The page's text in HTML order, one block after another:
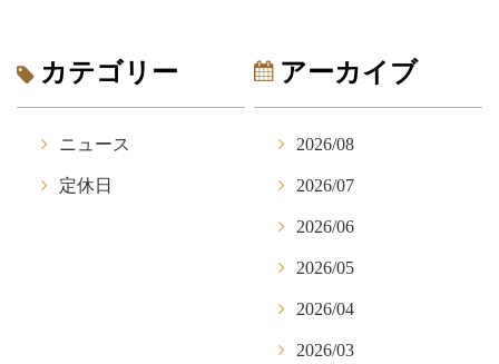
カテゴリー
ニュース
定休日
アーカイブ
2026/08
2026/07
2026/06
2026/05
2026/04
2026/03